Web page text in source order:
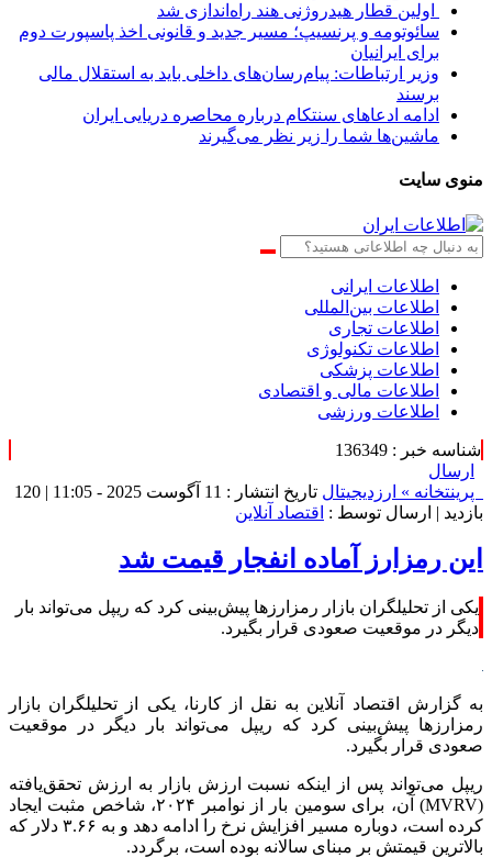
اولین قطار هیدروژنی هند راه‌اندازی شد
سائوتومه و پرنسیپ؛ مسیر جدید و قانونی اخذ پاسپورت دوم
برای ایرانیان
وزیر ارتباطات: پیام‌رسان‌های داخلی باید به استقلال مالی
برسند
ادامه ادعاهای سنتکام درباره محاصره دریایی ایران
ماشین‌ها شما را زیر نظر می‌گیرند
منوی سایت
اطلاعات‌ ‎ایرانی
اطلاعات بین‌المللی
اطلاعات تجاری
اطلاعات تکنولوژی
اطلاعات پزشکی
اطلاعات مالی و اقتصادی
اطلاعات ورزشی
شناسه خبر : 136349
ارسال
پرینتخانه » ارزدیجیتال تاریخ انتشار : 11 آگوست 2025 - 11:05 |
120
بازدید | ارسال توسط : اقتصاد آنلاین
این رمزارز آماده انفجار قیمت شد
یکی از تحلیلگران بازار رمزارزها پیش‌بینی کرد که ریپل می‌تواند بار
دیگر در موقعیت صعودی قرار بگیرد.
به گزارش اقتصاد آنلاین به نقل از کارنا، یکی از تحلیلگران بازار
رمزارز‌ها پیش‌بینی کرد که ریپل می‌تواند بار دیگر در موقعیت
صعودی قرار بگیرد.
ریپل می‌تواند پس از اینکه نسبت ارزش بازار به ارزش تحقق‌یافته
(MVRV) آن، برای سومین بار از نوامبر ۲۰۲۴، شاخص مثبت ایجاد
کرده است، دوباره مسیر افزایش نرخ را ادامه دهد و به ۳.۶۶ دلار که
بالاترین قیمتش بر مبنای سالانه بوده است، برگردد.